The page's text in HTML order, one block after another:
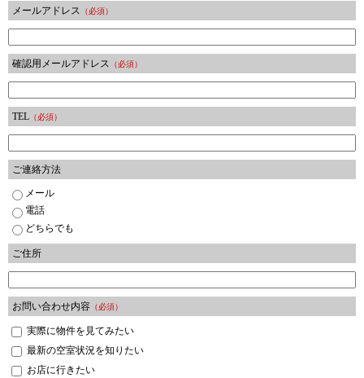
メールアドレス （必須）
確認用メールアドレス （必須）
TEL （必須）
ご連絡方法
メール
電話
どちらでも
ご住所
お問い合わせ内容 （必須）
実際に物件を見てみたい
最新の空室状況を知りたい
お店に行きたい